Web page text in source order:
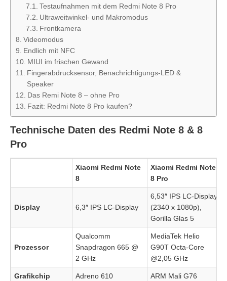
Testaufnahmen mit dem Redmi Note 8 Pro
Ultraweitwinkel- und Makromodus
Frontkamera
Videomodus
Endlich mit NFC
MIUI im frischen Gewand
Fingerabdrucksensor, Benachrichtigungs-LED &
Speaker
Das Remi Note 8 – ohne Pro
Fazit: Redmi Note 8 Pro kaufen?
Technische Daten des Redmi Note 8 & 8
Pro
Xiaomi Redmi Note
8
Xiaomi Redmi Note
8 Pro
Display 6,3″ IPS LC-Display
6,53″ IPS LC-Display
(2340 x 1080p),
Gorilla Glas 5
Prozessor
Qualcomm
Snapdragon 665 @
2 GHz
MediaTek Helio
G90T Octa-Core
@2,05 GHz
Grafikchip Adreno 610 ARM Mali G76